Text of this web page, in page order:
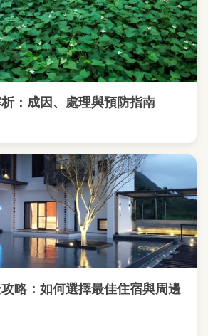
：成因、處理與預防指南
略：如何選擇最佳住宿與周邊